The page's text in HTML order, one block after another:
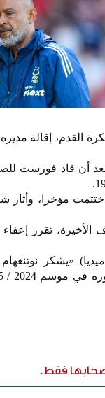
القدم، إقالة مديره
فقط، بعد أن قاد
اختتمت مؤخرا،
تقرر إعفاء
ميديا) «يشكر
فقط.